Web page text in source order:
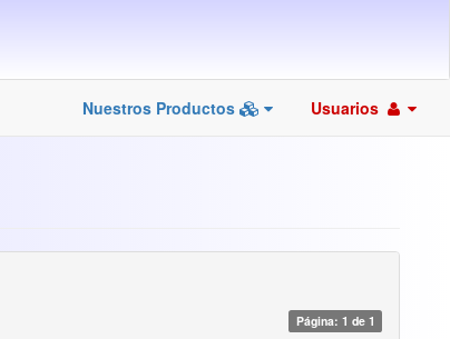
Nuestros Productos Usuarios
Página: 1 de 1